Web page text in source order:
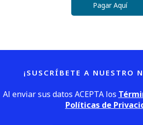
Pagar Aquí
¡SUSCRÍBETE A NUESTRO
Al enviar sus datos ACEPTA los
Políticas de